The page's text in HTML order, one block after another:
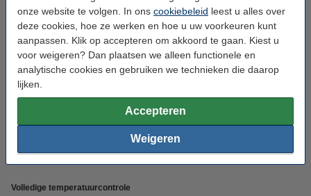
onze website te volgen. In ons cookiebeleid leest u alles over
deze cookies, hoe ze werken en hoe u uw voorkeuren kunt
aanpassen. Klik op accepteren om akkoord te gaan. Kiest u
voor weigeren? Dan plaatsen we alleen functionele en
analytische cookies en gebruiken we technieken die daarop
lijken.
Accepteren
Weigeren
De Snapmaker U1 is gebouwd met een CoreXY-constructie, waardoor hij
zeer snel en nauwkeurig kan bewegen. Met een printsnelheid tot 500 mm/s
en een acceleratie tot 20.000 mm/s² maak je snel resultaat zonder in te
leveren op printkwaliteit. Ook bij het wisselen van materialen gaat geen
kostbare tijd of filament verloren dankzij de snelle volautomatische
SnapSwap™.
Meerdere kleuren en materialen zonder moeite
Deze printer beschikt over vier onafhankelijke extruders, elk met hun eigen
hotend. Hierdoor kunnen vier kleuren of verschillende materialen in één
print gecombineerd worden, zonder purge towers of handmatige
Volledige temperatuurcontrole